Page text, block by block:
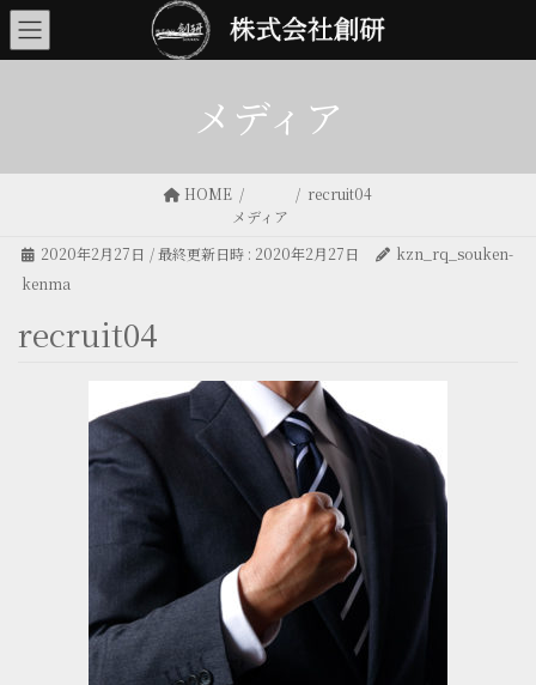
メディア
HOME
メディア
recruit04
2020年2月27日 / 最終更新日時 : 2020年2月27日
kzn_rq_souken-
kenma
recruit04